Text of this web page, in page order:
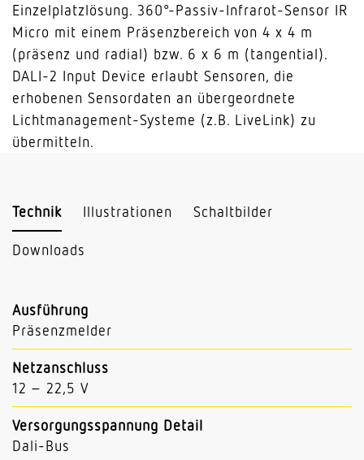
Einzelplatzlösung. 360°-Passiv-Infrarot-Sensor IR
Micro mit einem Präsenzbereich von 4 x 4 m
(präsenz und radial) bzw. 6 x 6 m (tangential).
DALI-2 Input Device erlaubt Sensoren, die
erhobenen Sensordaten an übergeordnete
Lichtmanagement-Systeme (z.B. LiveLink) zu
übermitteln.
Technik Illustrationen Schaltbilder
Downloads
Ausführung
Präsenzmelder
Netzanschluss
12 – 22,5 V
Versorgungsspannung Detail
Dali-Bus